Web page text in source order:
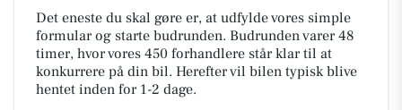
Det eneste du skal gøre er, at udfylde vores simple
formular og starte budrunden. Budrunden varer 48
timer, hvor vores 450 forhandlere står klar til at
konkurrere på din bil. Herefter vil bilen typisk blive
hentet inden for 1-2 dage.